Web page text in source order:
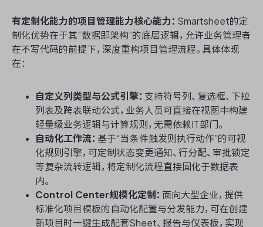
有定制化能力的项目管理能力核心能力： Smartsheet的定
制化优势在于其“数据即架构”的底层逻辑，允许业务管理者
在不写代码的前提下，深度重构项目管理流程。具体体现
在：
自定义列类型与公式引擎： 支持符号列、复选框、下拉
列表及跨表联动公式，业务人员可直接在视图中构建
轻量级业务逻辑与计算规则，无需依赖IT部门。
自动化工作流： 基于“当条件触发则执行动作”的可视
化规则引擎，可定制状态变更通知、行分配、审批锁定
等复杂流转逻辑，将定制化流程直接固化于数据表
内。
Control Center规模化定制： 面向大型企业，提供
标准化项目模板的自动化配置与分发能力，可在创建
新项目时一键生成配套Sheet、报告与仪表板，实现